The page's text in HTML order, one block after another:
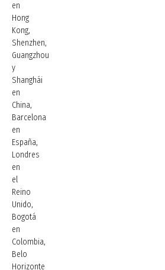
en
Hong
Kong,
Shenzhen,
Guangzhou
y
Shanghái
en
China,
Barcelona
en
España,
Londres
en
el
Reino
Unido,
Bogotá
en
Colombia,
Belo
Horizonte